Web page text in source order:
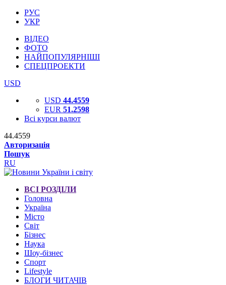
РУС
УКР
ВІДЕО
ФОТО
НАЙПОПУЛЯРНІШІ
СПЕЦПРОЕКТИ
USD
USD 44.4559
EUR 51.2598
Всі курси валют
44.4559
Авторизація
Пошук
RU
ВСІ РОЗДІЛИ
Головна
Україна
Місто
Світ
Бізнес
Наука
Шоу-бізнес
Спорт
Lifestyle
БЛОГИ ЧИТАЧІВ